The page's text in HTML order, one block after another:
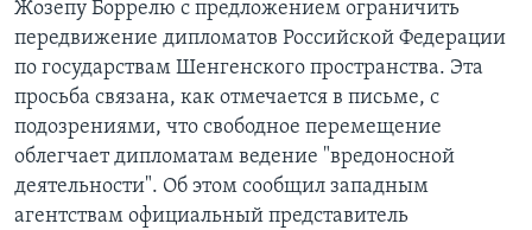
Жозепу Боррелю с предложением ограничить
передвижение дипломатов Российской Федерации
по государствам Шенгенского пространства. Эта
просьба связана, как отмечается в письме, с
подозрениями, что свободное перемещение
облегчает дипломатам ведение "вредоносной
деятельности". Об этом сообщил западным
агентствам официальный представитель